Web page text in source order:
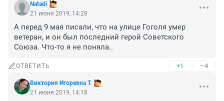
Natadi
21 июня 2019, 14:28
А перед 9 мая писали, что на улице Гоголя умер
ветеран, и он был последний герой Советского
Союза. Что-то я не поняла..
ОТВЕТИТЬ +1 –4
Виктория Игоревна Т.
21 июня 2019, 14:18